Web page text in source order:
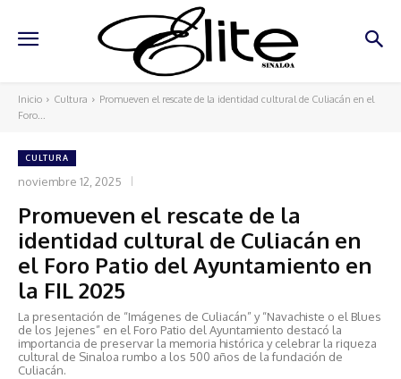
Inicio Cultura
Promueven el rescate de la identidad cultural de Culiacán en el
Foro...
CULTURA
noviembre 12, 2025
Promueven el rescate de la
identidad cultural de Culiacán en
el Foro Patio del Ayuntamiento en
la FIL 2025
La presentación de “Imágenes de Culiacán” y “Navachiste o el Blues
de los Jejenes” en el Foro Patio del Ayuntamiento destacó la
importancia de preservar la memoria histórica y celebrar la riqueza
cultural de Sinaloa rumbo a los 500 años de la fundación de
Culiacán.